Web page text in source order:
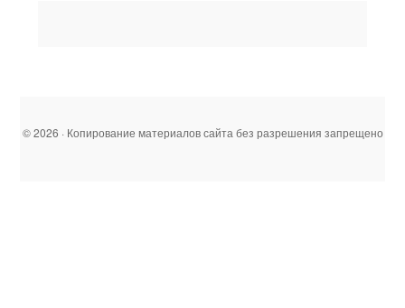
© 2026 · Копирование материалов сайта без разрешения запрещено